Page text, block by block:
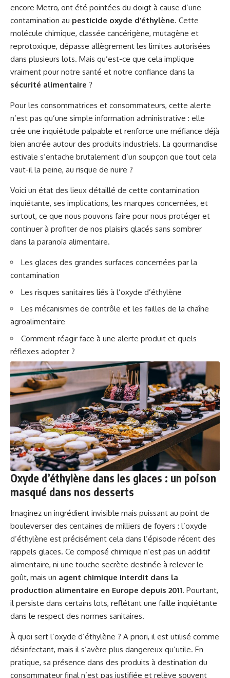
encore Metro, ont été pointées du doigt à cause d’une
contamination au pesticide oxyde d’éthylène. Cette
molécule chimique, classée cancérigène, mutagène et
reprotoxique, dépasse allègrement les limites autorisées
dans plusieurs lots. Mais qu’est-ce que cela implique
vraiment pour notre santé et notre confiance dans la
sécurité alimentaire ?
Pour les consommatrices et consommateurs, cette alerte
n’est pas qu’une simple information administrative : elle
crée une inquiétude palpable et renforce une méfiance déjà
bien ancrée autour des produits industriels. La gourmandise
estivale s’entache brutalement d’un soupçon que tout cela
vaut-il la peine, au risque de nuire ?
Voici un état des lieux détaillé de cette contamination
inquiétante, ses implications, les marques concernées, et
surtout, ce que nous pouvons faire pour nous protéger et
continuer à profiter de nos plaisirs glacés sans sombrer
dans la paranoïa alimentaire.
Les glaces des grandes surfaces concernées par la
contamination
Les risques sanitaires liés à l’oxyde d’éthylène
Les mécanismes de contrôle et les failles de la chaîne
agroalimentaire
Comment réagir face à une alerte produit et quels
réflexes adopter ?
Oxyde d’éthylène dans les glaces : un poison
masqué dans nos desserts
Imaginez un ingrédient invisible mais puissant au point de
bouleverser des centaines de milliers de foyers : l’oxyde
d’éthylène est précisément cela dans l’épisode récent des
rappels glaces. Ce composé chimique n’est pas un additif
alimentaire, ni une touche secrète destinée à relever le
goût, mais un agent chimique interdit dans la
production alimentaire en Europe depuis 2011. Pourtant,
il persiste dans certains lots, reflétant une faille inquiétante
dans le respect des normes sanitaires.
À quoi sert l’oxyde d’éthylène ? A priori, il est utilisé comme
désinfectant, mais il s’avère plus dangereux qu’utile. En
pratique, sa présence dans des produits à destination du
consommateur final n’est pas justifiée et relève souvent